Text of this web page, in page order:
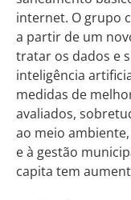
internet. O grupo
a partir de um
tratar os dados e
inteligência
medidas de
avaliados,
ao meio
e à gestão
capita tem